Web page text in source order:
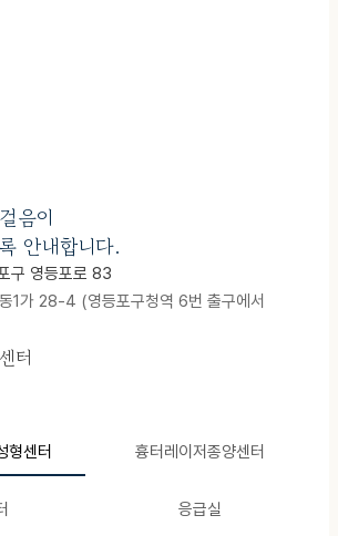
음이
안내합니다.
구 영등포로 83
1가 28-4 (영등포구청역 6번 출구에서
터
형센터 흉터레이저종양센터
응급실